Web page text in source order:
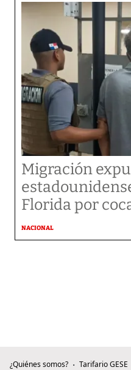
Migración
Florida por
NACIONAL
¿Quiénes somos? Tarifario GESE